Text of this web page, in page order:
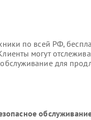
по всей РФ,
могут
для